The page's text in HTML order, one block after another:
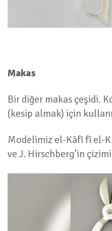
Makas
Bir diğer makas çeşidi.
(kesip almak) için
Modelimiz el-Kāfī fī el-
ve J. Hirschberg’in